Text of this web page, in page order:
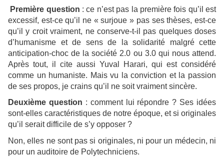
Première question : ce n’est pas la première fois qu’il est
excessif, est-ce qu’il ne « surjoue » pas ses thèses, est-ce
qu’il y croit vraiment, ne conserve-t-il pas quelques doses
d’humanisme et de sens de la solidarité malgré cette
anticipation-choc de la société 2.0 ou 3.0 qui nous attend.
Après tout, il cite aussi Yuval Harari, qui est considéré
comme un humaniste. Mais vu la conviction et la passion
de ses propos, je crains qu’il ne soit vraiment sincère.
Deuxième question : comment lui répondre ? Ses idées
sont-elles caractéristiques de notre époque, et si originales
qu’il serait difficile de s’y opposer ?
Non, elles ne sont pas si originales, ni pour un médecin, ni
pour un auditoire de Polytechniciens.